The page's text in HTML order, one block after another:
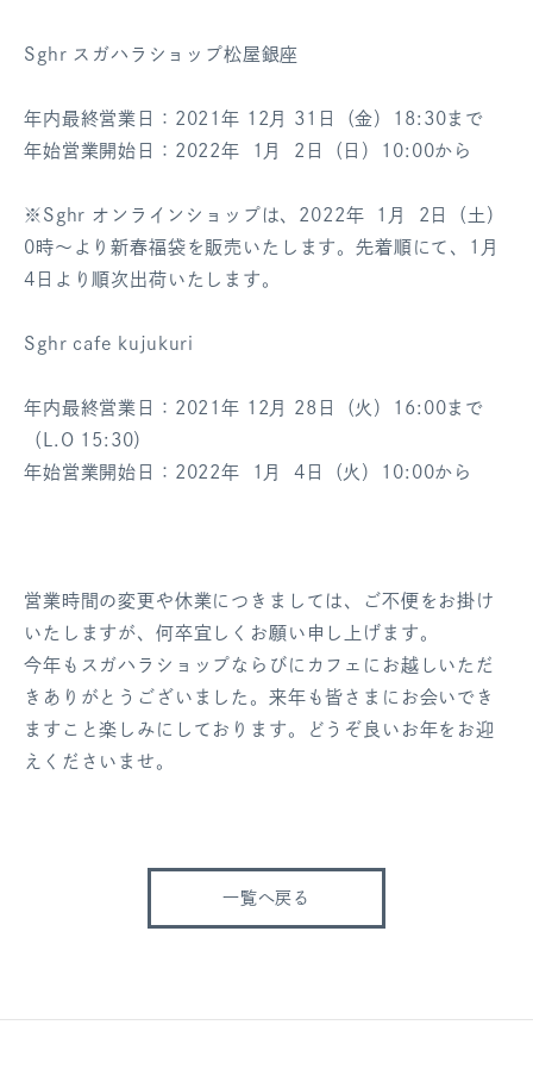
Sghr スガハラショップ松屋銀座
年内最終営業日：2021年 12月 31日（金）18:30まで
年始営業開始日：2022年 1月 2日（日）10:00から
※Sghr オンラインショップは、2022年 1月 2日（土）
0時～より新春福袋を販売いたします。先着順にて、1月
4日より順次出荷いたします。
Sghr cafe kujukuri
年内最終営業日：2021年 12月 28日（火）16:00まで
（L.O 15:30）
年始営業開始日：2022年 1月 4日（火）10:00から
営業時間の変更や休業につきましては、ご不便をお掛け
いたしますが、何卒宜しくお願い申し上げます。
今年もスガハラショップならびにカフェにお越しいただ
きありがとうございました。来年も皆さまにお会いでき
ますこと楽しみにしております。どうぞ良いお年をお迎
えくださいませ。
一覧へ戻る